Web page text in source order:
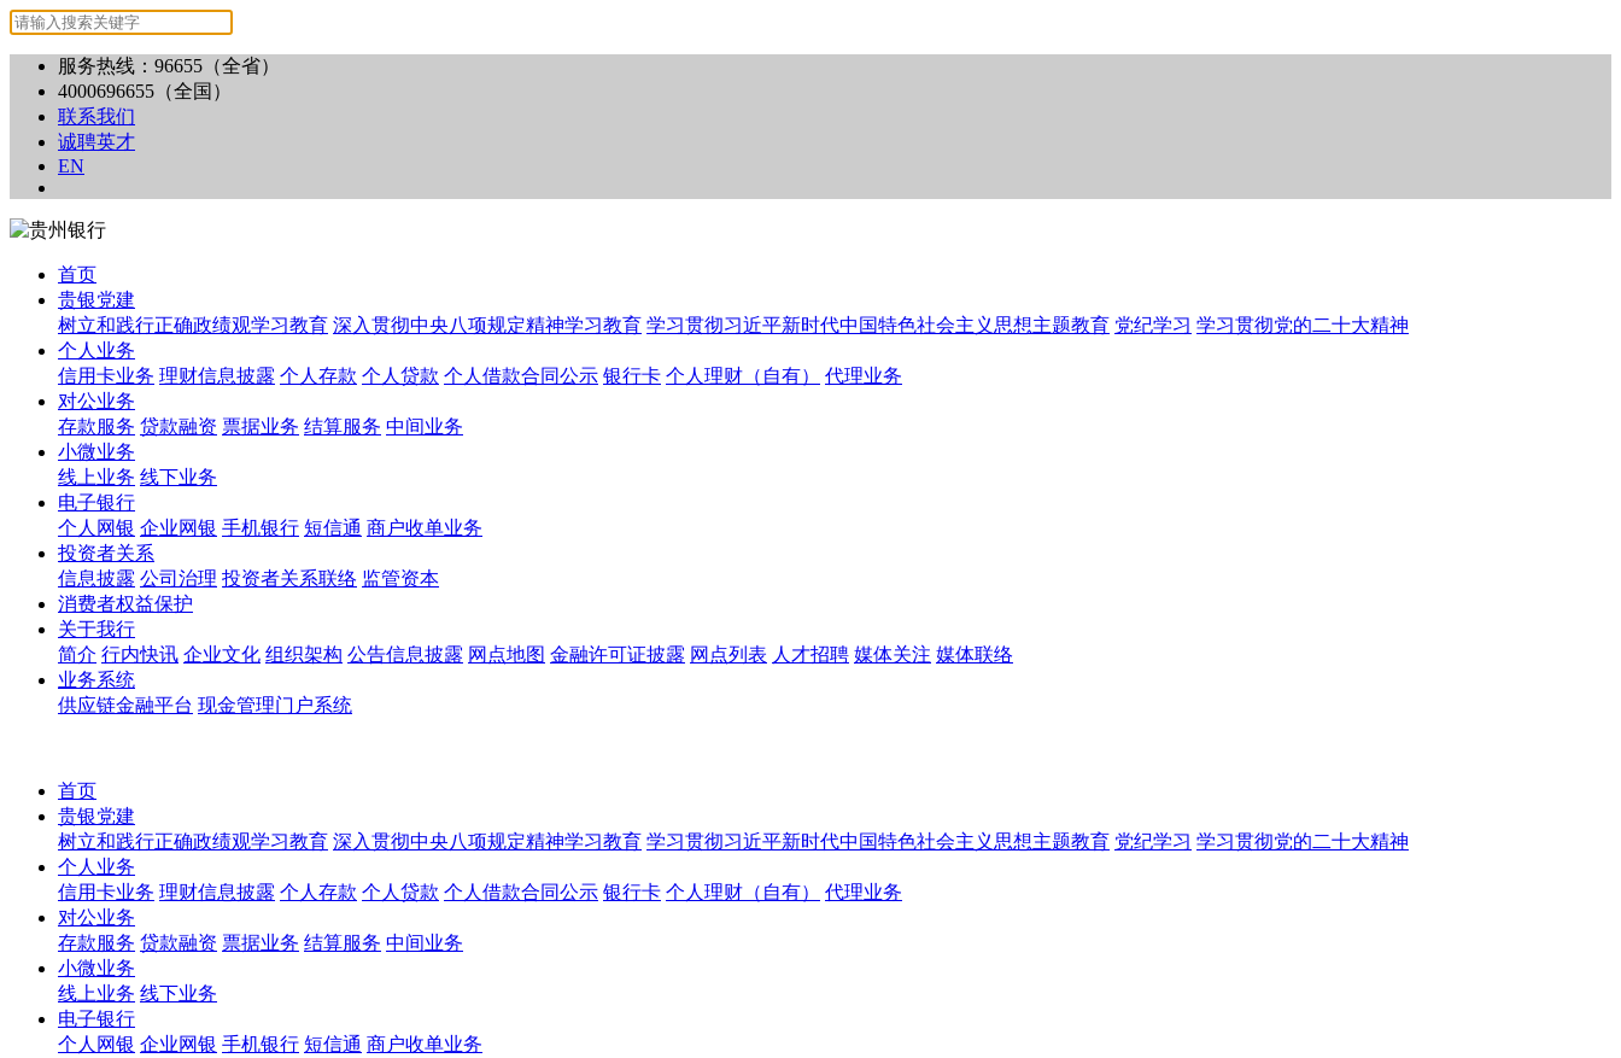
服务热线：96655（全省）
4000696655（全国）
联系我们
诚聘英才
EN
首页
贵银党建
树立和践行正确政绩观学习教育 深入贯彻中央八项规定精神学习教育 学习贯彻习近平新时代中国特色社会主义思想主题教育 党纪学习 学习贯彻党的二十大精神
个人业务
信用卡业务 理财信息披露 个人存款 个人贷款 个人借款合同公示 银行卡 个人理财（自有）
代理业务
对公业务
存款服务 贷款融资 票据业务 结算服务 中间业务
小微业务
线上业务 线下业务
电子银行
个人网银 企业网银 手机银行 短信通 商户收单业务
投资者关系
信息披露 公司治理 投资者关系联络 监管资本
消费者权益保护
关于我行
简介 行内快讯 企业文化 组织架构 公告信息披露 网点地图 金融许可证披露 网点列表 人才招聘 媒体关注 媒体联络
业务系统
供应链金融平台 现金管理门户系统
首页
贵银党建
树立和践行正确政绩观学习教育 深入贯彻中央八项规定精神学习教育 学习贯彻习近平新时代中国特色社会主义思想主题教育 党纪学习 学习贯彻党的二十大精神
个人业务
信用卡业务 理财信息披露 个人存款 个人贷款 个人借款合同公示 银行卡 个人理财（自有）
代理业务
对公业务
存款服务 贷款融资 票据业务 结算服务 中间业务
小微业务
线上业务 线下业务
电子银行
个人网银 企业网银 手机银行 短信通 商户收单业务